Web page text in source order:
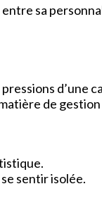
sa
d’une
de gestion
sentir isolée.